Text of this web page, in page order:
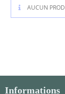
AUCUN
Informations